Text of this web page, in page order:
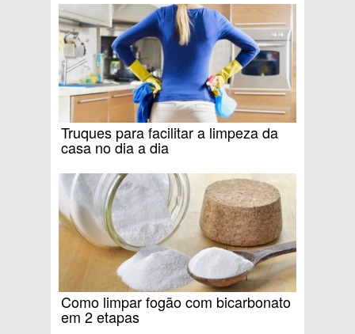
Truques para facilitar a limpeza da
casa no dia a dia
Como limpar fogão com bicarbonato
em 2 etapas